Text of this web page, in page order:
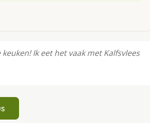
Ik eet het vaak met Kalfsvlees